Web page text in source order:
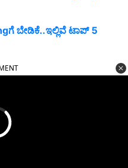
ಬೇಡಿಕೆ..ಇಲ್ಲಿವೆ ಟಾಪ್‌ 5